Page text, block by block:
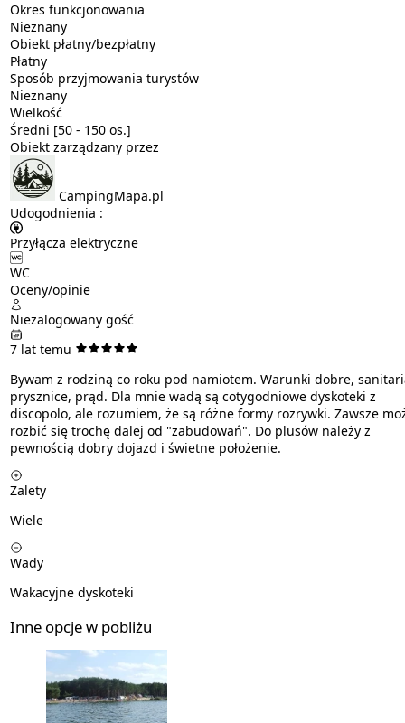
Okres funkcjonowania
Nieznany
Obiekt płatny/bezpłatny
Płatny
Sposób przyjmowania turystów
Nieznany
Wielkość
Średni [50 - 150 os.]
Obiekt zarządzany przez
CampingMapa.pl
Udogodnienia :
Przyłącza elektryczne
WC
Oceny/opinie
Niezalogowany gość
7 lat temu
Bywam z rodziną co roku pod namiotem. Warunki dobre,
prysznice, prąd. Dla mnie wadą są cotygodniowe dyskoteki z
discopolo, ale rozumiem, że są różne formy rozrywki. Zawsze
rozbić się trochę dalej od "zabudowań". Do plusów należy z
pewnością dobry dojazd i świetne położenie.
Zalety
Wiele
Wady
Wakacyjne dyskoteki
Inne opcje w pobliżu